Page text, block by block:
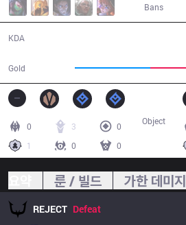
Bans
KDA
Gold
0 3
0
1
0 0
Object
룬 / 빌드 가한 데미지
REJECT Defeat